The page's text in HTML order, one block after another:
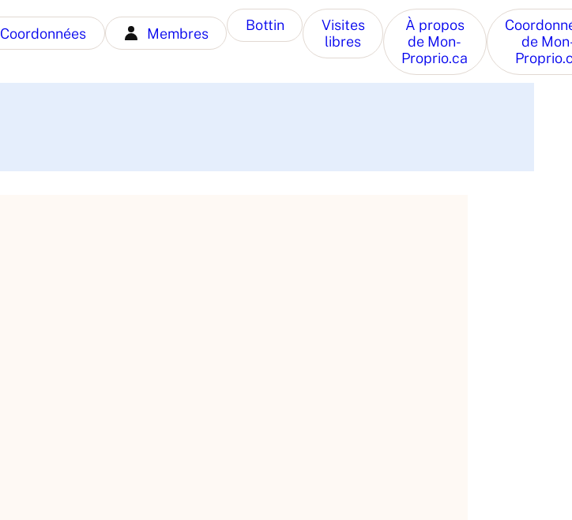
Coordonnées Membres Bottin
Visites
libres
À propos
de Mon-
Proprio.ca
de